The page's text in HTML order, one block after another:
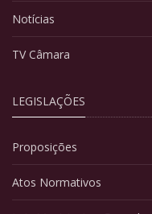
Notícias
TV Câmara
LEGISLAÇÕES
Proposições
Atos Normativos